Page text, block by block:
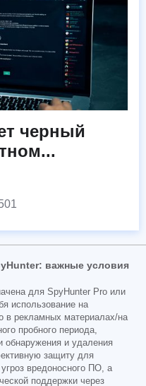
черный
важные условия
для SpyHunter Pro или
использование на
в рекламных материалах/на
пробного периода,
обнаружения и удаления
защиту для
вредоносного ПО, а
поддержки через